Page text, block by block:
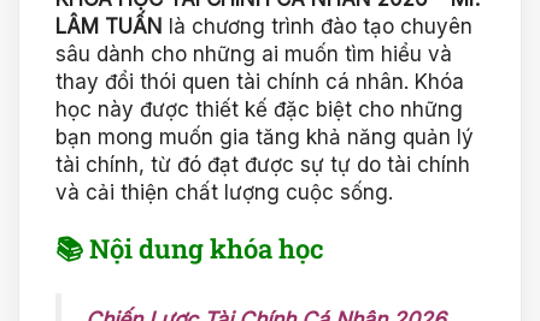
LÂM TUẤN
là chương trình đào tạo chuyên
sâu dành cho những ai muốn tìm hiểu và
thay đổi thói quen tài chính cá nhân. Khóa
học này được thiết kế đặc biệt cho những
bạn mong muốn gia tăng khả năng quản lý
tài chính, từ đó đạt được sự tự do tài chính
và cải thiện chất lượng cuộc sống.
📚 Nội dung khóa học